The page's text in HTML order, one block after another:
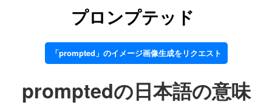
プロンプテッド
「prompted」のイメージ画像生成をリクエスト
promptedの日本語の意味